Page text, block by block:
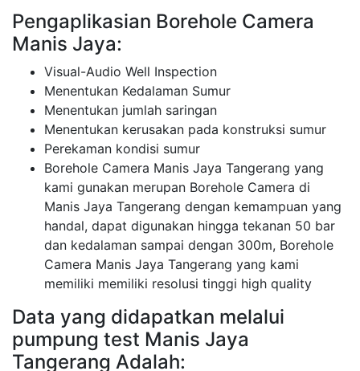
Pengaplikasian Borehole Camera
Manis Jaya:
Visual-Audio Well Inspection
Menentukan Kedalaman Sumur
Menentukan jumlah saringan
Menentukan kerusakan pada konstruksi sumur
Perekaman kondisi sumur
Borehole Camera Manis Jaya Tangerang yang
kami gunakan merupan Borehole Camera di
Manis Jaya Tangerang dengan kemampuan yang
handal, dapat digunakan hingga tekanan 50 bar
dan kedalaman sampai dengan 300m, Borehole
Camera Manis Jaya Tangerang yang kami
memiliki memiliki resolusi tinggi high quality
Data yang didapatkan melalui
pumpung test Manis Jaya
Tangerang Adalah: